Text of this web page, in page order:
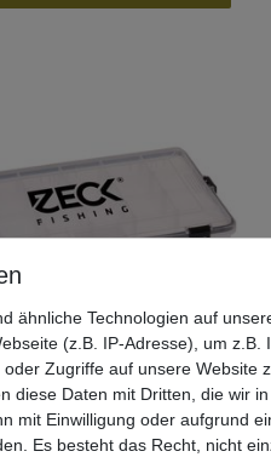
Box WP S 23x17,5x5cm -
ähnliche Technologien auf
(z.B. IP-Adresse), um
Zugriffe auf unsere Website
diese Daten mit Dritten, die wir
mit Einwilligung oder aufgrund
Es besteht das Recht, nicht